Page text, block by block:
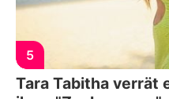
5
Tara Tabitha verrät